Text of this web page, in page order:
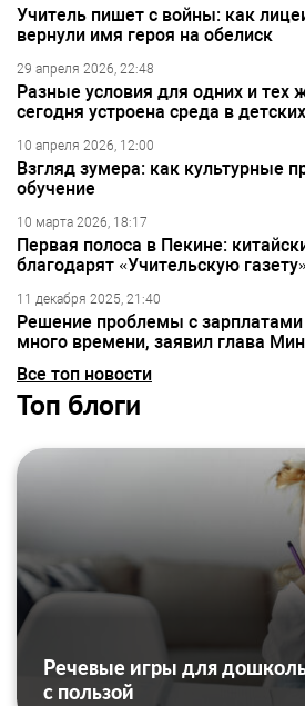
Учитель пишет с войны: как
вернули имя героя на обелиск
29 апреля 2026, 22:48
Разные условия для одних и тех
сегодня устроена среда в
10 апреля 2026, 12:00
Взгляд зумера: как культурные
обучение
10 марта 2026, 18:17
Первая полоса в Пекине:
благодарят «Учительскую газету»
11 декабря 2025, 21:40
Решение проблемы с зарплатами
много времени, заявил глава
Все топ новости
Топ блоги
Речевые игры для
с пользой